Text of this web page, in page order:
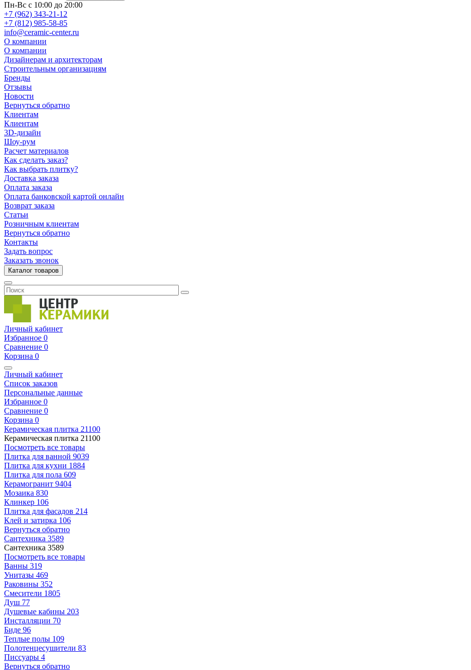
Пн-Вс с 10:00 до 20:00
+7 (962) 343-21-12
+7 (812) 985-58-85
info@ceramic-center.ru
О компании
О компании
Дизайнерам и архитекторам
Строительным организациям
Бренды
Отзывы
Новости
Вернуться обратно
Клиентам
Клиентам
3D-дизайн
Шоу-рум
Расчет материалов
Как сделать заказ?
Как выбрать плитку?
Доставка заказа
Оплата заказа
Оплата банковской картой онлайн
Возврат заказа
Статьи
Розничным клиентам
Вернуться обратно
Контакты
Задать вопрос
Заказать звонок
Каталог товаров
Личный кабинет
Избранное 0
Сравнение 0
Корзина 0
Личный кабинет
Список заказов
Персональные данные
Избранное 0
Сравнение 0
Корзина 0
Керамическая плитка 21100
Керамическая плитка 21100
Посмотреть все товары
Плитка для ванной 9039
Плитка для кухни 1884
Плитка для пола 609
Керамогранит 9404
Мозаика 830
Клинкер 106
Плитка для фасадов 214
Клей и затирка 106
Вернуться обратно
Сантехника 3589
Сантехника 3589
Посмотреть все товары
Ванны 319
Унитазы 469
Раковины 352
Смесители 1805
Душ 77
Душевые кабины 203
Инсталляции 70
Биде 96
Теплые полы 109
Полотенцесушители 83
Писсуары 4
Вернуться обратно